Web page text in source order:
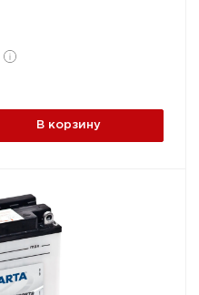
В корзину